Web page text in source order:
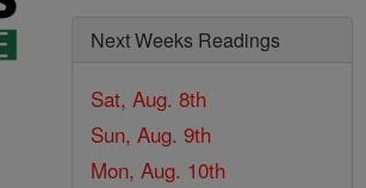
Next Weeks Readings
Sat, Aug. 8th
Sun, Aug. 9th
Mon, Aug. 10th